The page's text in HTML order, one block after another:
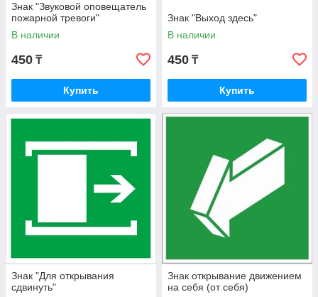
Знак "Звуковой оповещатель
пожарной тревоги"
В наличии
450 ₸
Купить
Знак "Выход здесь"
В наличии
450 ₸
Купить
Знак "Для открывания
сдвинуть"
Знак открывание движением
на себя (от себя)